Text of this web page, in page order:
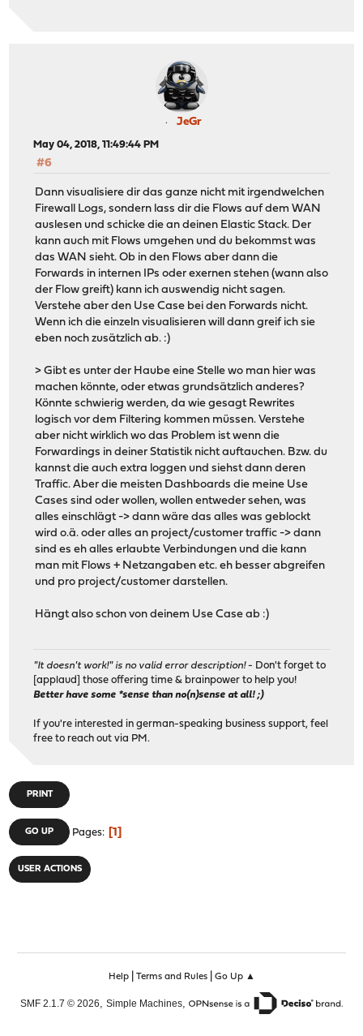
JeGr
May 04, 2018, 11:49:44 PM
#6
Dann visualisiere dir das ganze nicht mit irgendwelchen
Firewall Logs, sondern lass dir die Flows auf dem WAN
auslesen und schicke die an deinen Elastic Stack. Der
kann auch mit Flows umgehen und du bekommst was
das WAN sieht. Ob in den Flows aber dann die
Forwards in internen IPs oder exernen stehen (wann also
der Flow greift) kann ich auswendig nicht sagen.
Verstehe aber den Use Case bei den Forwards nicht.
Wenn ich die einzeln visualisieren will dann greif ich sie
eben noch zusätzlich ab. :)
> Gibt es unter der Haube eine Stelle wo man hier was
machen könnte, oder etwas grundsätzlich anderes?
Könnte schwierig werden, da wie gesagt Rewrites
logisch vor dem Filtering kommen müssen. Verstehe
aber nicht wirklich wo das Problem ist wenn die
Forwardings in deiner Statistik nicht auftauchen. Bzw. du
kannst die auch extra loggen und siehst dann deren
Traffic. Aber die meisten Dashboards die meine Use
Cases sind oder wollen, wollen entweder sehen, was
alles einschlägt -> dann wäre das alles was geblockt
wird o.ä. oder alles an project/customer traffic -> dann
sind es eh alles erlaubte Verbindungen und die kann
man mit Flows + Netzangaben etc. eh besser abgreifen
und pro project/customer darstellen.
Hängt also schon von deinem Use Case ab :)
"It doesn't work!" is no valid error description!- Don't forget to
[applaud] those offering time & brainpower to help you!
Better have some *sense than no(n)sense at all! ;)
If you're interested in german-speaking business support, feel
free to reach out via PM.
PRINT
GO UP Pages 1
USER ACTIONS
Help| Terms and Rules| Go Up ▲
SMF 2.1.7 © 2026 Simple Machines